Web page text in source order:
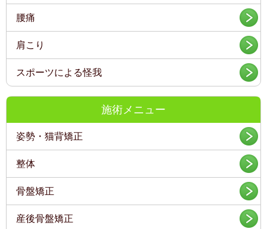
腰痛
肩こり
スポーツによる怪我
施術メニュー
姿勢・猫背矯正
整体
骨盤矯正
産後骨盤矯正